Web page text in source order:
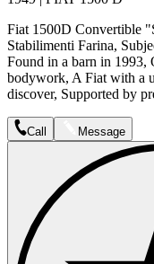
Fiat 1500D Convertible
Stabilimenti Farina,
Found in a barn in
bodywork, A Fiat with a
discover, Supported by
Call Message